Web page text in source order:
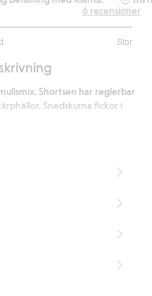
Stor
6 recensioner
Shortsen har reglerbar
Snedskurna fickor i
FIBRE™ lin.